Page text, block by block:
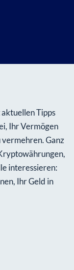
Tipps
Ihr Vermögen
Ganz
interessieren:
Ihr Geld in